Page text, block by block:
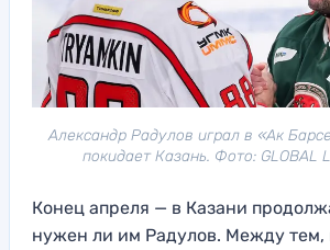
Александр Радулов играл в «Ак
покидает Казань. Фото: GLOBAL
Конец апреля — в Казани
нужен ли им Радулов. Между тем,